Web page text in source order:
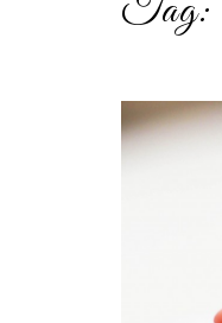
Tag:
thumbnail